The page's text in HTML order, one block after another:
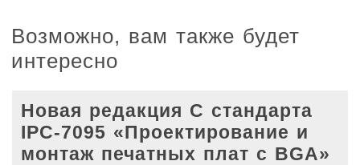
Возможно, вам также будет
интересно
Новая редакция С стандарта
IPC-7095 «Проектирование и
монтаж печатных плат с BGA»